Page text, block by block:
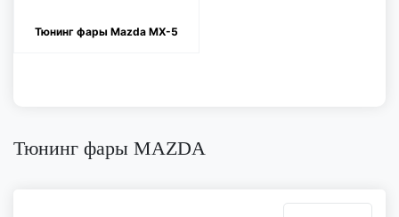
Тюнинг фары Mazda MX-5
Тюнинг фары MAZDA